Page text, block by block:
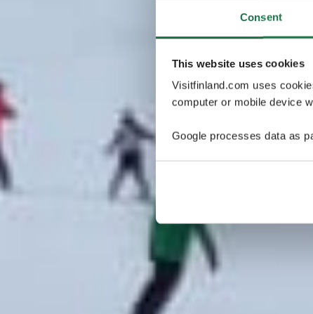
Consent
This website uses cookies
Visitfinland.com uses
computer or mobile device
Google processes data as